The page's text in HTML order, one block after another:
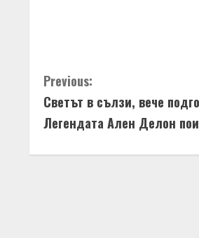
C
o
Previous:
Светът в сълзи, вече
Легендата Ален Делон